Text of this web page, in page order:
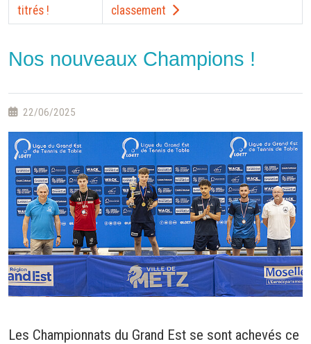
titrés !
classement
Nos nouveaux Champions !
22/06/2025
Les Championnats du Grand Est se sont achevés ce